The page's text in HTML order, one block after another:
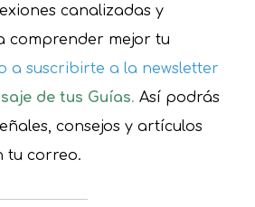
canalizadas y
comprender mejor tu
a suscribirte a la newsletter
de tus Guías. Así podrás
consejos y artículos
tu correo.